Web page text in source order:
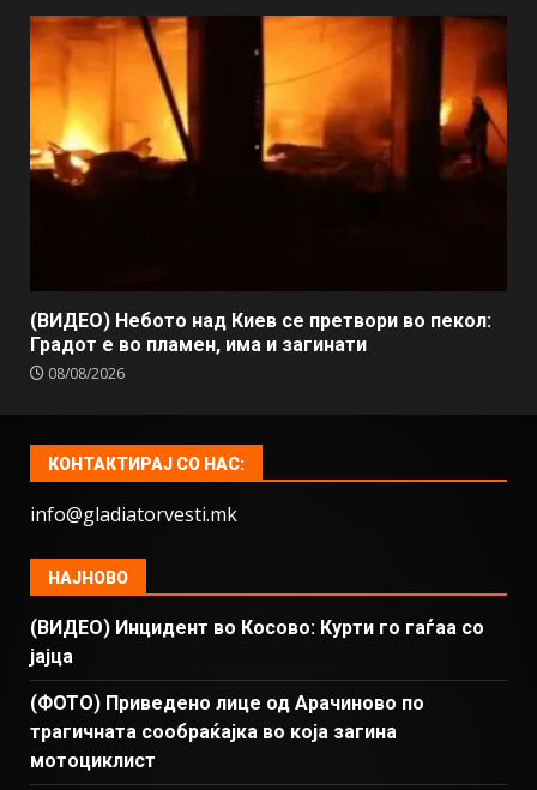
(ВИДЕО) Небото над Киев се претвори во пекол:
Градот е во пламен, има и загинати
08/08/2026
КОНТАКТИРАЈ СО НАС:
info@gladiatorvesti.mk
НАЈНОВО
(ВИДЕО) Инцидент во Косово: Курти го гаѓаа со
јајца
(ФОТО) Приведено лице од Арачиново по
трагичната сообраќајка во која загина
мотоциклист